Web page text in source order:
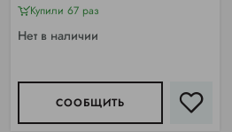
Купили 67 раз
Нет в наличии
СООБЩИТЬ